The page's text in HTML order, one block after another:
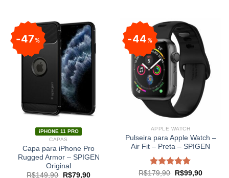
47%
iPHONE 11 PRO
CAPAS
Capa para iPhone Pro
Rugged Armor – SPIGEN
Original
R$149,90 R$79,90
44%
APPLE WATCH
Pulseira para Apple Watch –
Air Fit – Preta – SPIGEN
Avaliação
R$179,90 R$99,90